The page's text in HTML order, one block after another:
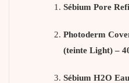
Sébium Pore
Photoderm
(teinte Light) –
Sébium H2O